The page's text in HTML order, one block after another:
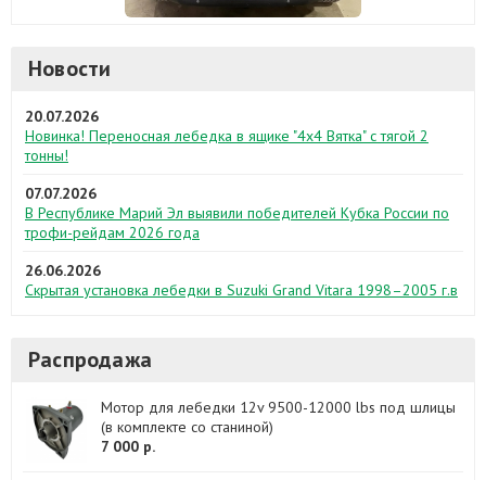
Новости
20.07.2026
Новинка! Переносная лебедка в ящике "4х4 Вятка" с тягой 2
тонны!
07.07.2026
В Республике Марий Эл выявили победителей Кубка России по
трофи-рейдам 2026 года
26.06.2026
Скрытая установка лебедки в Suzuki Grand Vitara 1998–2005 г.в
Распродажа
Мотор для лебедки 12v 9500-12000 lbs под шлицы
(в комплекте со станиной)
7 000 р.